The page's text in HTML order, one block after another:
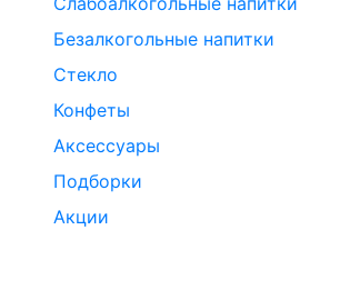
Безалкогольные напитки
Стекло
Конфеты
Аксессуары
Подборки
Акции